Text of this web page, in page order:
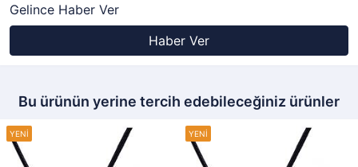
Gelince Haber Ver
Haber Ver
Bu ürünün yerine tercih edebileceğiniz ürünler